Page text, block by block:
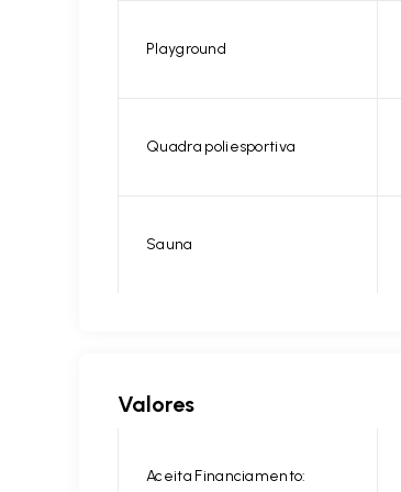
Playground
Quadra poliesportiva
Sauna
Valores
Aceita Financiamento: